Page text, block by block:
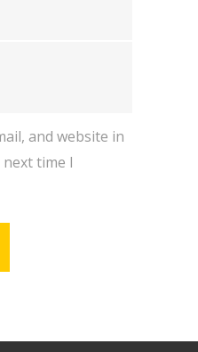
and website in
time I